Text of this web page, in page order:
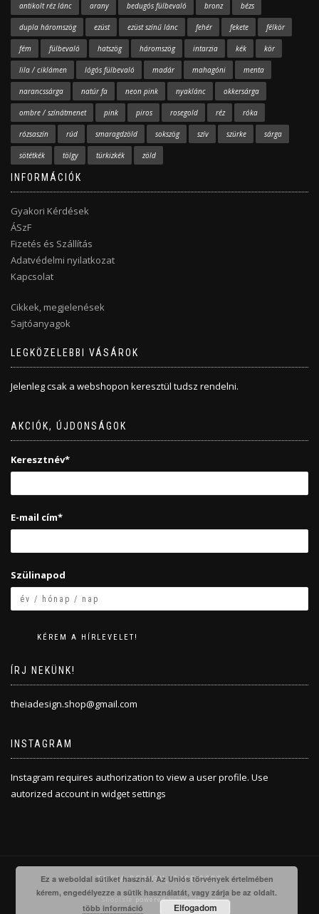
antikolt réz lánc arany bedugós fülbevaló bronz bézs
dupla háromszög ezüst ezüst színű lánc fehér fekete félkör
fém fülbevaló hatszög háromszög intarzia kék kör
lila / ciklámen lógós fülbevaló madár mahagóni menta
narancssárga natúr fa neon pink nyaklánc okkersárga
ombre / színátmenet pink piros rosegold réz róka
rózsaszín rúd smaragdzöld sokszög szív szürke sárga
sötétkék tölgy türkizkék zöld
INFORMÁCIÓK
Gyakori Kérdések
ÁSzF
Fizetés és Szállítás
Adatvédelmi nyilatkozat
Kapcsolat
Cikkek, megjelenések
Sajtóanyagok
LEGKÖZELEBBI VÁSÁROK
Jelenleg csak a webshopon keresztül tudsz rendelni.
AKCIÓK, ÚJDONSÁGOK
Keresztnév*
E-mail cím*
Szülinapod
ÍRJ NEKÜNK!
theiadesign.shop@gmail.com
INSTAGRAM
Instagram requires authorization to view a user profile. Use
autorized account in widget settings
THEIA DESIGN, 2008-2020
powered byWordPress
Ez a weboldal sütiket használ. Az Uniós törvények értelmében
kérem, engedélyezze a sütik használatát, vagy zárja be az oldalt.
több információ
Elfogadom